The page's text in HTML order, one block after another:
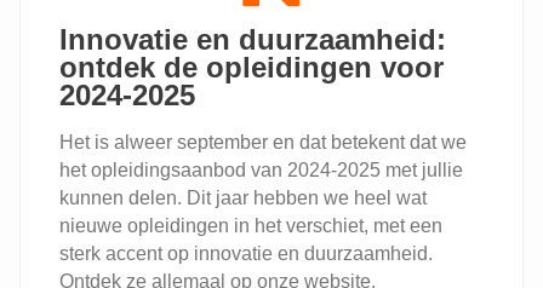
Innovatie en duurzaamheid:
ontdek de opleidingen voor
2024-2025
Het is alweer september en dat betekent dat we
het opleidingsaanbod van 2024-2025 met jullie
kunnen delen. Dit jaar hebben we heel wat
nieuwe opleidingen in het verschiet, met een
sterk accent op innovatie en duurzaamheid.
Ontdek ze allemaal op onze website.